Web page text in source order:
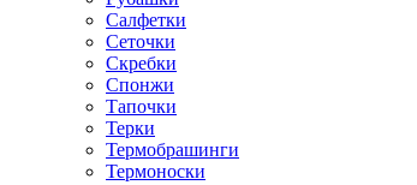
Салфетки
Сеточки
Скребки
Спонжи
Тапочки
Терки
Термобрашинги
Термоноски